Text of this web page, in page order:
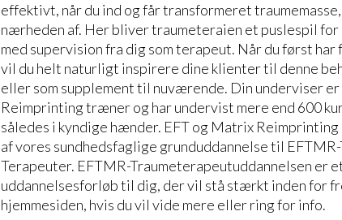
effektivt, når du ind og får transformeret
nærheden af. Her bliver traumeteraien et puslespil
med supervision fra dig som terapeut. Når du først
vil du helt naturligt inspirere dine klienter til denne
eller som supplement til nuværende. Din underviser
Reimprinting træner og har undervist mere end 600
således i kyndige hænder. EFT og Matrix
af vores sundhedsfaglige grunduddannelse til
Terapeuter. EFTMR-Traumeterapeutuddannelsen er
uddannelsesforløb til dig, der vil stå stærkt inden for
hjemmesiden, hvis du vil vide mere eller ring for info.